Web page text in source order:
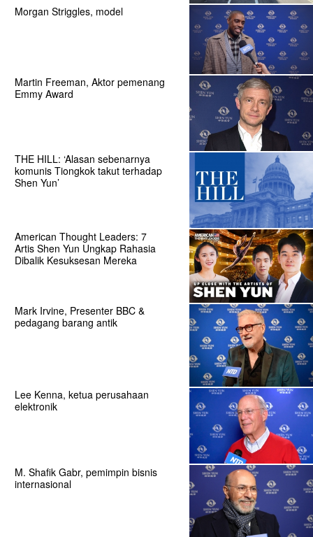
Morgan Striggles, model
Martin Freeman, Aktor pemenang
Emmy Award
THE HILL: ‘Alasan sebenarnya
komunis Tiongkok takut terhadap
Shen Yun’
American Thought Leaders: 7
Artis Shen Yun Ungkap Rahasia
Dibalik Kesuksesan Mereka
Mark Irvine, Presenter BBC &
pedagang barang antik
Lee Kenna, ketua perusahaan
elektronik
M. Shafik Gabr, pemimpin bisnis
internasional